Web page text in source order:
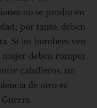
no se producen
por tanto, deben
Si los hombres ven
mujer deben romper
caballeros: un
de otro es